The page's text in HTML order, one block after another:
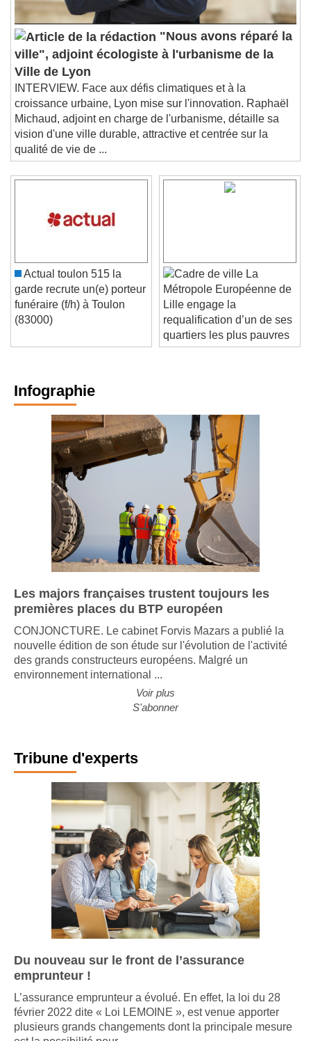
"Nous avons réparé la
ville", adjoint écologiste à l'urbanisme de la
Ville de Lyon
INTERVIEW. Face aux défis climatiques et à la
croissance urbaine, Lyon mise sur l'innovation. Raphaël
Michaud, adjoint en charge de l'urbanisme, détaille sa
vision d'une ville durable, attractive et centrée sur la
qualité de vie de ...
Actual toulon 515 la
garde recrute un(e) porteur
funéraire (f/h) à Toulon
La
Métropole Européenne de
Lille engage la
requalification d’un de ses
quartiers les plus pauvres
Infographie
Les majors françaises trustent toujours les
premières places du BTP européen
CONJONCTURE. Le cabinet Forvis Mazars a publié la
nouvelle édition de son étude sur l'évolution de l'activité
des grands constructeurs européens. Malgré un
Voir plus
Tribune d'experts
Du nouveau sur le front de l’assurance
emprunteur !
L’assurance emprunteur a évolué. En effet, la loi du 28
février 2022 dite « Loi LEMOINE », est venue apporter
plusieurs grands changements dont la principale mesure